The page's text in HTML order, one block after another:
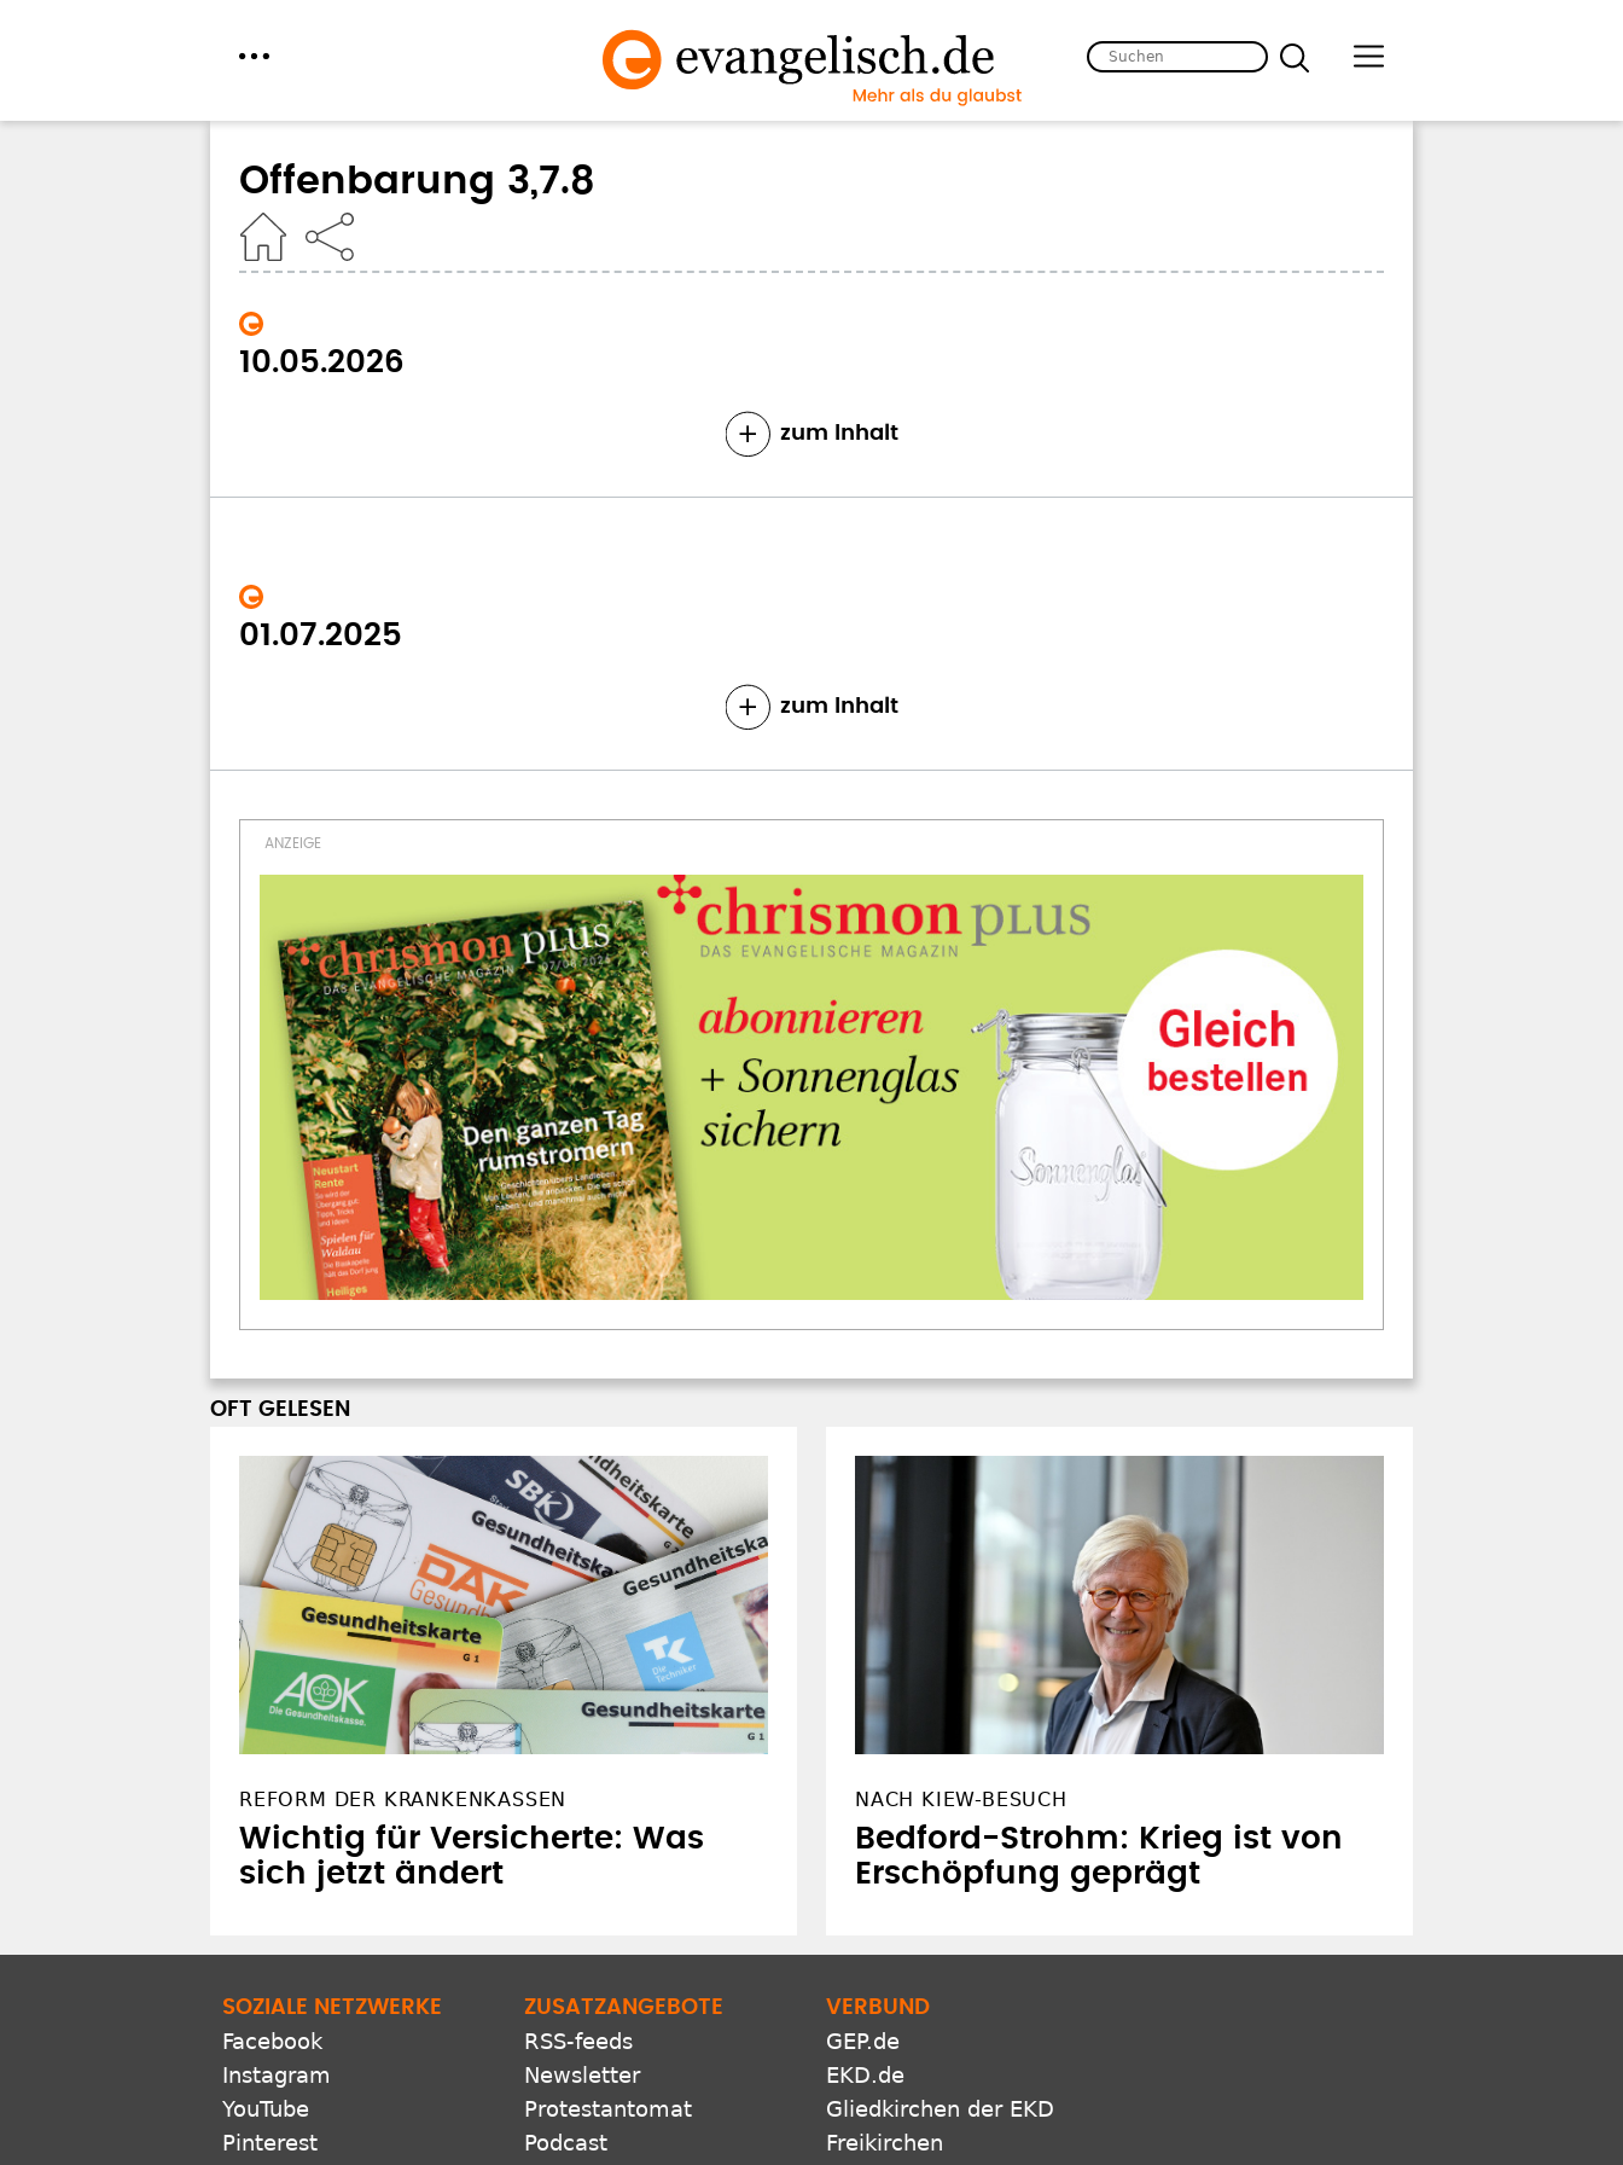
Offenbarung 3,7.8
10.05.2026
zum Inhalt
01.07.2025
zum Inhalt
OFT GELESEN
REFORM DER KRANKENKASSEN
Wichtig für Versicherte: Was
sich jetzt ändert
NACH KIEW-BESUCH
Bedford-Strohm: Krieg ist von
Erschöpfung geprägt
SOZIALE NETZWERKE
Facebook
Instagram
YouTube
Pinterest
ZUSATZANGEBOTE
RSS-feeds
Newsletter
Protestantomat
Podcast
VERBUND
GEP.de
EKD.de
Gliedkirchen der EKD
Freikirchen